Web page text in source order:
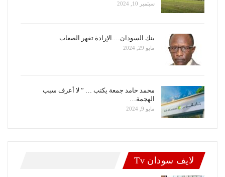
سبتمبر 10, 2024
بنك السودان….الإرادة تقهر الصعاب
مايو 29, 2024
محمد حامد جمعة يكتب … ” لا أعرف سبب
الهجمة…
مايو 9, 2024
لايف سودان Tv